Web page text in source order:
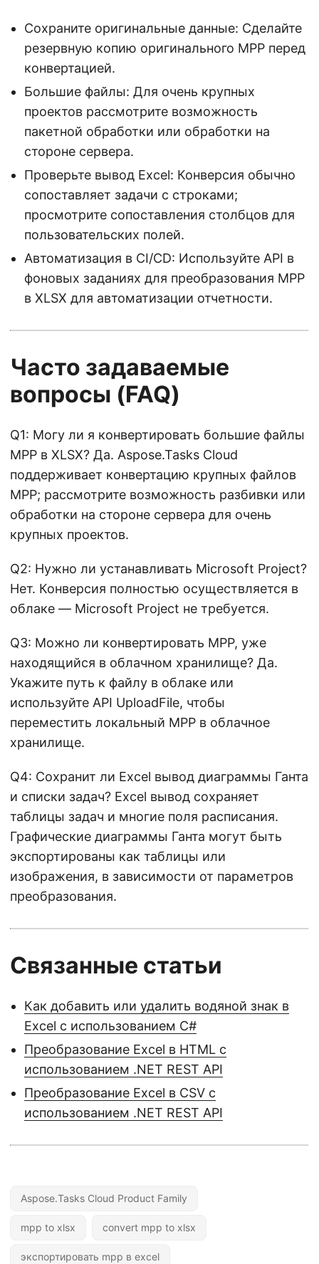
Сохраните оригинальные данные: Сделайте
резервную копию оригинального MPP перед
конвертацией.
Большие файлы: Для очень крупных
проектов рассмотрите возможность
пакетной обработки или обработки на
стороне сервера.
Проверьте вывод Excel: Конверсия обычно
сопоставляет задачи с строками;
просмотрите сопоставления столбцов для
пользовательских полей.
Автоматизация в CI/CD: Используйте API в
фоновых заданиях для преобразования MPP
в XLSX для автоматизации отчетности.
Часто задаваемые
вопросы (FAQ)
Q1: Могу ли я конвертировать большие файлы
MPP в XLSX? Да. Aspose.Tasks Cloud
поддерживает конвертацию крупных файлов
MPP; рассмотрите возможность разбивки или
обработки на стороне сервера для очень
крупных проектов.
Q2: Нужно ли устанавливать Microsoft Project?
Нет. Конверсия полностью осуществляется в
облаке — Microsoft Project не требуется.
Q3: Можно ли конвертировать MPP, уже
находящийся в облачном хранилище? Да.
Укажите путь к файлу в облаке или
используйте API UploadFile, чтобы
переместить локальный MPP в облачное
хранилище.
Q4: Сохранит ли Excel вывод диаграммы Ганта
и списки задач? Excel вывод сохраняет
таблицы задач и многие поля расписания.
Графические диаграммы Ганта могут быть
экспортированы как таблицы или
изображения, в зависимости от параметров
преобразования.
Связанные статьи
Как добавить или удалить водяной знак в
Excel с использованием C#
Преобразование Excel в HTML с
использованием .NET REST API
Преобразование Excel в CSV с
использованием .NET REST API
Aspose.Tasks Cloud Product Family
mpp to xlsx convert mpp to xlsx
экспортировать mpp в excel